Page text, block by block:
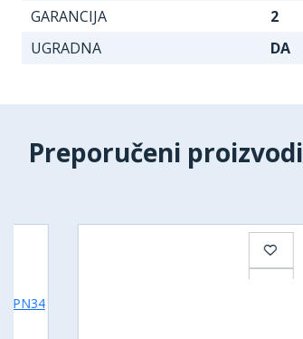
GARANCIJA
2
UGRADNA
DA
Preporučeni proizvodi